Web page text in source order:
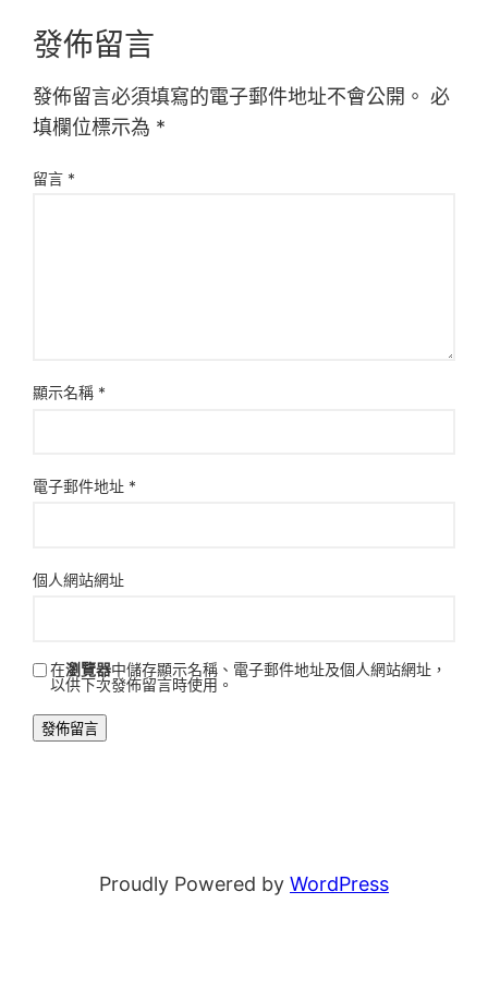
發佈留言
發佈留言必須填寫的電子郵件地址不會公開。 必
填欄位標示為 *
留言 *
顯示名稱 *
電子郵件地址 *
個人網站網址
在瀏覽器中儲存顯示名稱、電子郵件地址及個人網站網址，
以供下次發佈留言時使用。
Proudly Powered by WordPress